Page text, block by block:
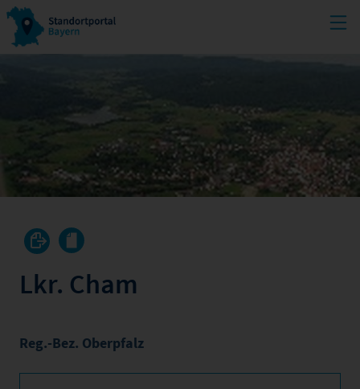
Lkr. Cham
Reg.-Bez. Oberpfalz